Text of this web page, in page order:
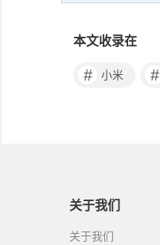
本文收录在
# 小米 #
关于我们
关于我们